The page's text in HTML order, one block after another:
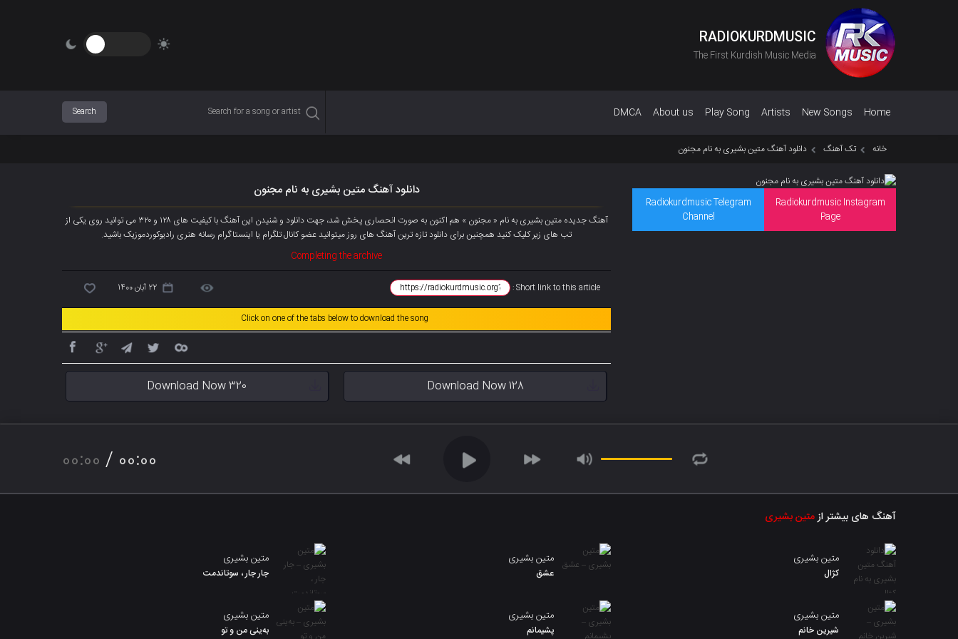
RADIOKURDMUSIC
The First Kurdish Music Media
Home
New Songs
Artists
Play Song
About us
DMCA
خانه تک آهنگ دانلود آهنگ متین بشیری به نام مجنون
Radiokurdmusic Instagram
Page
Radiokurdmusic Telegram
Channel
دانلود آهنگ متین بشیری به نام مجنون
آهنگ جدیده متین بشیری به نام « مجنون » هم اکنون به صورت انحصاری پخش شد، جهت دانلود و شنیدن این آهنگ با کیفیت های ۱۲۸ و ۳۲۰ می توانید روی یکی از
تب های زیر کلیک کنید همچنین برای دانلود تازه ترین آهنگ های روز میتوانیدعضو کانال تلگرام یا اینستاگرام رسانه هنری رادیوکوردموزیک باشید.
Completing the archive
Short link to this article : 22 آبان 1400
Click on one of the tabs below to download the song
Download Now 128
Download Now 320
00:00 / 00:00
آهنگ های بیشتر ازمتین بشیری
متین بشیری
کژال
متین بشیری
عشق
متین بشیری
جار جار ، سوتاندمت
متین بشیری
شیرین خانم
متین بشیری
پشیمانم
متین بشیری
بەینی من و تو